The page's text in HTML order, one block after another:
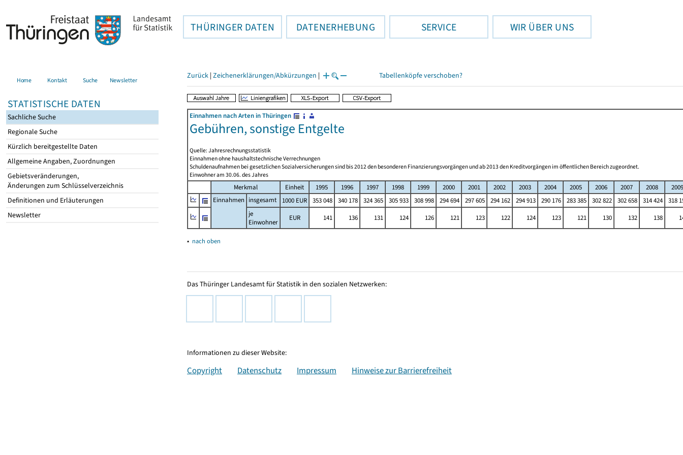
THÜRINGER DATEN DATENERHEBUNG SERVICE WIR ÜBER UNS
Home Kontakt Suche Newsletter
STATISTISCHE DATEN
Sachliche Suche
Regionale Suche
Kürzlich bereitgestellte Daten
Allgemeine Angaben, Zuordnungen
Gebietsveränderungen,
Änderungen zum Schlüsselverzeichnis
Definitionen und Erläuterungen
Newsletter
Zurück | Zeichenerklärungen/Abkürzungen | Tabellenköpfe verschoben?
Einnahmen nach Arten in Thüringen
Gebühren, sonstige Entgelte
Quelle: Jahresrechnungsstatistik
Einnahmen ohne haushaltstechnische Verrechnungen
Schuldenaufnahmen bei gesetzlichen Sozialversicherungen sind bis 2012 den besonderen Finanzierungsvorgängen und ab 2013 den Kreditvorgängen im öffentlichen Bereich zugeordnet.
Einwohner am 30.06. des Jahres
Merkmal Einheit 1995 1996 1997 1998 1999 2000 2001 2002 2003 2004 2005 2006 2007 2008
2009
Einnahmen insgesamt 1000 EUR 353 048 340 178 324 365 305 933 308 998 294 694 297 605 294 162 294 913 290 176 283 385 302 822 302 658 314 424
318
je
Einwohner
EUR 141 136 131 124 126 121 123 122 124 123 121 130 132 138
▴ nach oben
Das Thüringer Landesamt für Statistik in den sozialen Netzwerken:
Informationen zu dieser Website:
Copyright Datenschutz Impressum Hinweise zur Barrierefreiheit